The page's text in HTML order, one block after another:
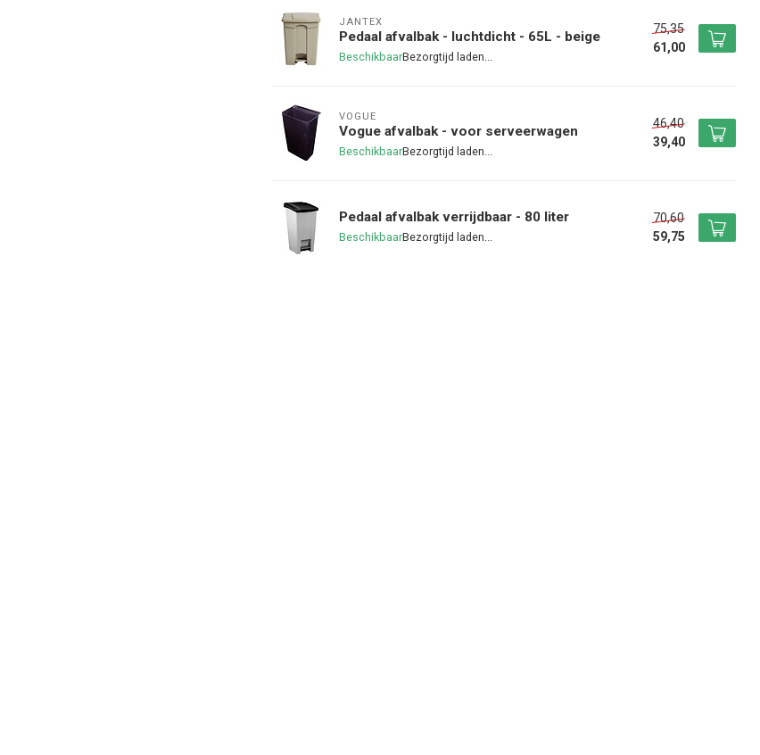
JANTEX
Pedaal afvalbak - luchtdicht - 65L - beige
Beschikbaar
75,35
61,00
VOGUE
Vogue afvalbak - voor serveerwagen
Beschikbaar
46,40
39,40
Pedaal afvalbak verrijdbaar - 80 liter
Beschikbaar
70,60
59,75